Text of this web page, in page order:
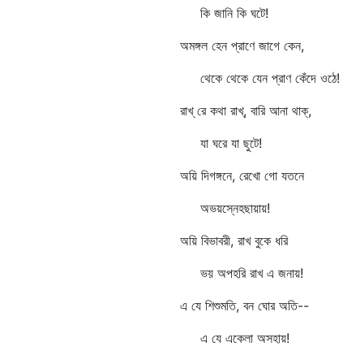
কি জানি কি ঘটে!
অমঙ্গল হেন প্রাণে জাগে কেন,
থেকে থেকে যেন প্রাণ কেঁদে ওঠে!
রাখ্‌ রে কথা রাখ্‌, বারি আনা থাক্‌,
যা ঘরে যা ছুটে!
অয়ি দিগঙ্গনে, রেখো গো যতনে
অভয়স্নেহছায়ায়!
অয়ি বিভাবরী, রাখ বুকে ধরি
ভয় অপহরি রাখ এ জনায়!
এ যে শিশুমতি, বন ঘোর অতি--
এ যে একেলা অসহায়!